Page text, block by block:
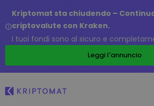
Kriptomat sta chiudendo –
criptovalute con Kraken.
I tuoi fondi sono al sicuro e
Leggi l'annuncio